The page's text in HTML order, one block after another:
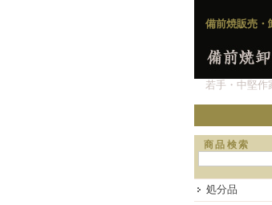
備前焼販売・
若手・中堅作
商品検索
処分品